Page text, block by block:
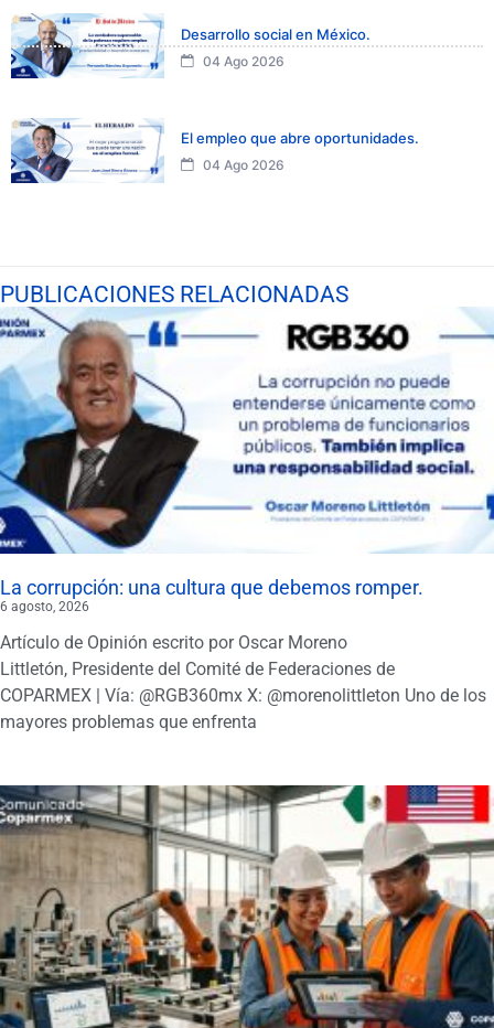
Desarrollo social en México.
04 Ago 2026
El empleo que abre oportunidades.
04 Ago 2026
PUBLICACIONES RELACIONADAS
La corrupción: una cultura que debemos romper.
6 agosto, 2026
Artículo de Opinión escrito por Oscar Moreno
Littletón, Presidente del Comité de Federaciones de
COPARMEX | Vía: @RGB360mx X: @morenolittleton Uno de los
mayores problemas que enfrenta